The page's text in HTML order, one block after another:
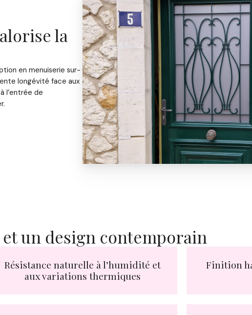
la
en menuiserie sur-
longévité face aux
l’entrée de
un design contemporain
Résistance naturelle à l’humidité et
aux variations thermiques
Finition